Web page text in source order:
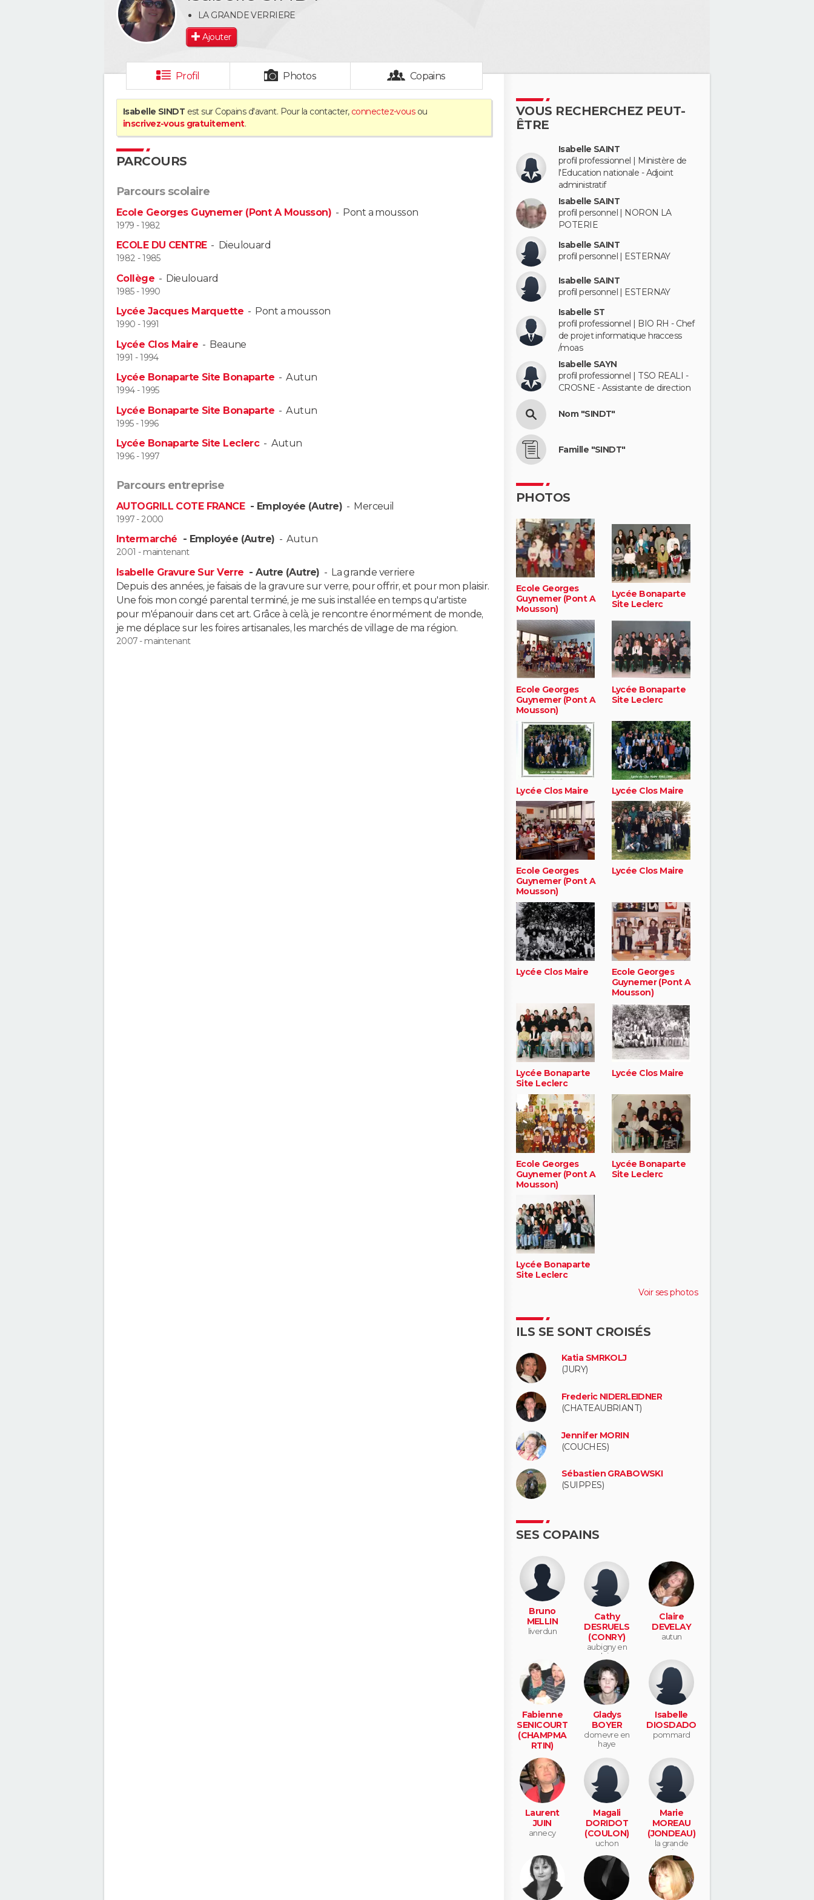
LA GRANDE VERRIERE
Ajouter
Profil Photos Copains
Isabelle SINDT est sur Copains d'avant. Pour la contacter, connectez-vousou
inscrivez-vous gratuitement.
PARCOURS
Parcours scolaire
Ecole Georges Guynemer (Pont A Mousson) - Pont a mousson
1979 - 1982
ECOLE DU CENTRE- Dieulouard
1982 - 1985
Collège - Dieulouard
1985 - 1990
Lycée Jacques Marquette - Pont a mousson
1990 - 1991
Lycée Clos Maire - Beaune
1991 - 1994
Lycée Bonaparte Site Bonaparte -Autun
1994 - 1995
Lycée Bonaparte Site Bonaparte -Autun
1995 - 1996
Lycée Bonaparte Site Leclerc- Autun
1996 - 1997
Parcours entreprise
AUTOGRILL COTE FRANCE - Employée (Autre) - Merceuil
1997 - 2000
Intermarché - Employée (Autre) - Autun
2001 - maintenant
Isabelle Gravure Sur Verre - Autre (Autre) - La grande verriere
Depuis des années, je faisais de la gravure sur verre, pour offrir, et pour mon plaisir.
Une fois mon congé parental terminé, je me suis installée en temps qu'artiste
pour m'épanouir dans cet art. Grâce à celà, je rencontre énormément de monde,
je me déplace sur les foires artisanales, les marchés de village de ma région.
2007 - maintenant
VOUS RECHERCHEZ PEUT-
ÊTRE
Isabelle SAINT
profil professionnel | Ministère de
l'Education nationale - Adjoint
administratif
Isabelle SAINT
profil personnel | NORON LA
POTERIE
Isabelle SAINT
profil personnel | ESTERNAY
Isabelle SAINT
profil personnel | ESTERNAY
Isabelle ST
profil professionnel | BIO RH - Chef
de projet informatique hraccess
/moas
Isabelle SAYN
profil professionnel | TSO REALI -
CROSNE - Assistante de direction
Nom "SINDT"
Famille "SINDT"
PHOTOS
Ecole Georges
Guynemer (Pont A
Mousson)
Lycée Bonaparte
Site Leclerc
Ecole Georges
Guynemer (Pont A
Mousson)
Lycée Bonaparte
Site Leclerc
Lycée Clos Maire Lycée Clos Maire
Ecole Georges
Guynemer (Pont A
Mousson)
Lycée Clos Maire
Lycée Clos Maire
Ecole Georges
Guynemer (Pont A
Mousson)
Lycée Bonaparte
Site Leclerc
Lycée Clos Maire
Ecole Georges
Guynemer (Pont A
Mousson)
Lycée Bonaparte
Site Leclerc
Lycée Bonaparte
Site Leclerc
Voir ses photos
ILS SE SONT CROISÉS
Katia SMRKOLJ
(JURY)
Frederic NIDERLEIDNER
(CHATEAUBRIANT)
Jennifer MORIN
(COUCHES)
Sébastien GRABOWSKI
(SUIPPES)
SES COPAINS
Bruno
MELLIN
liverdun
Cathy
DESRUELS
(CONRY)
aubigny en
plaine
Claire
DEVELAY
autun
Fabienne
SENICOURT
(CHAMPMA
RTIN)
Gladys
BOYER
domevre en
haye
Isabelle
DIOSDADO
pommard
Laurent
JUIN
annecy
Magali
DORIDOT
(COULON)
uchon
Marie
MOREAU
(JONDEAU)
la grande
verriere